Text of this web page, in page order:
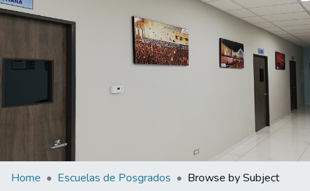
All of DSpace
Home Escuelas de Posgrados Browse by Subject